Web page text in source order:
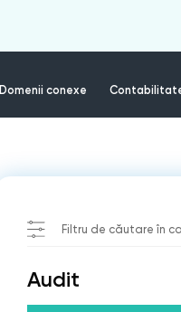
Domenii conexe
Filtru de căutare în
Audit